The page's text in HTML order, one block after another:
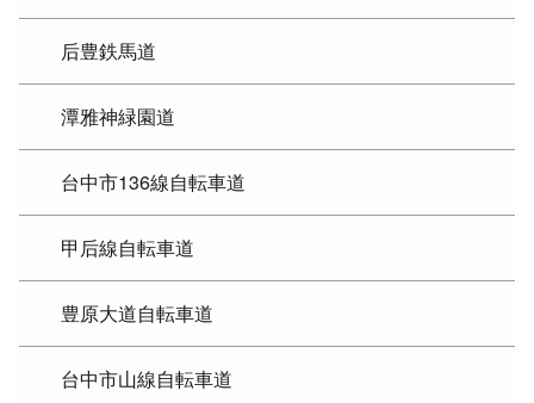
后豊鉄馬道
潭雅神緑園道
台中市136線自転車道
甲后線自転車道
豊原大道自転車道
台中市山線自転車道